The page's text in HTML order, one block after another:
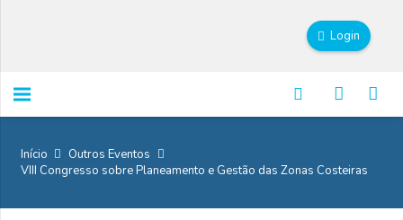
Login
Início
Outros Eventos
VIII Congresso sobre Planeamento e Gestão das Zonas Costeiras